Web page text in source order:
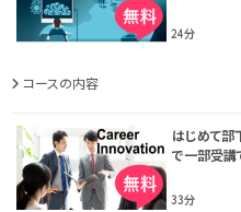
24分
コースの内容
はじめて
で一部受講
33分